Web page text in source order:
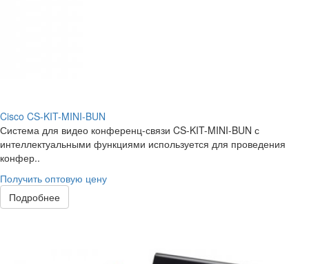
Cisco CS-KIT-MINI-BUN
Система для видео конференц-связи CS-KIT-MINI-BUN с
интеллектуальными функциями используется для проведения
конфер..
Получить оптовую цену
Подробнее